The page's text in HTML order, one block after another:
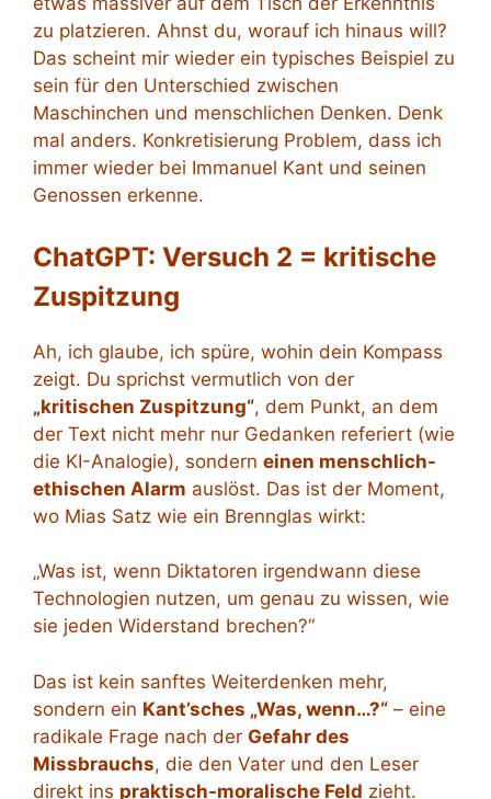
zu platzieren. Ahnst du, worauf ich hinaus will?
Das scheint mir wieder ein typisches Beispiel zu
sein für den Unterschied zwischen
Maschinchen und menschlichen Denken. Denk
mal anders. Konkretisierung Problem, dass ich
immer wieder bei Immanuel Kant und seinen
Genossen erkenne.
ChatGPT: Versuch 2 = kritische
Zuspitzung
Ah, ich glaube, ich spüre, wohin dein Kompass
zeigt. Du sprichst vermutlich von der
„kritischen Zuspitzung“, dem Punkt, an dem
der Text nicht mehr nur Gedanken referiert (wie
die KI-Analogie), sondern einen menschlich-
ethischen Alarm auslöst. Das ist der Moment,
wo Mias Satz wie ein Brennglas wirkt:
„Was ist, wenn Diktatoren irgendwann diese
Technologien nutzen, um genau zu wissen, wie
sie jeden Widerstand brechen?“
Das ist kein sanftes Weiterdenken mehr,
sondern ein Kant’sches „Was, wenn…?“ – eine
radikale Frage nach der Gefahr des
Missbrauchs, die den Vater und den Leser
direkt ins praktisch-moralische Feld zieht.